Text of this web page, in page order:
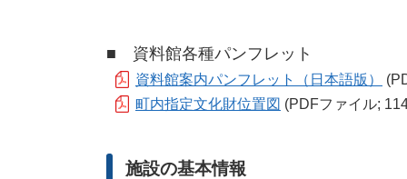
■ 資料館各種パンフレット
資料館案内パンフレット（日本語版）
町内指定文化財位置図 (PDFファイル;
施設の基本情報